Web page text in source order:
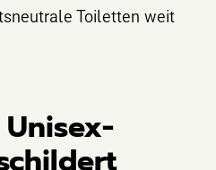
Toiletten weit